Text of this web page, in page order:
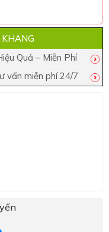
Quả – Miễn Phí
vấn miễn phí 24/7